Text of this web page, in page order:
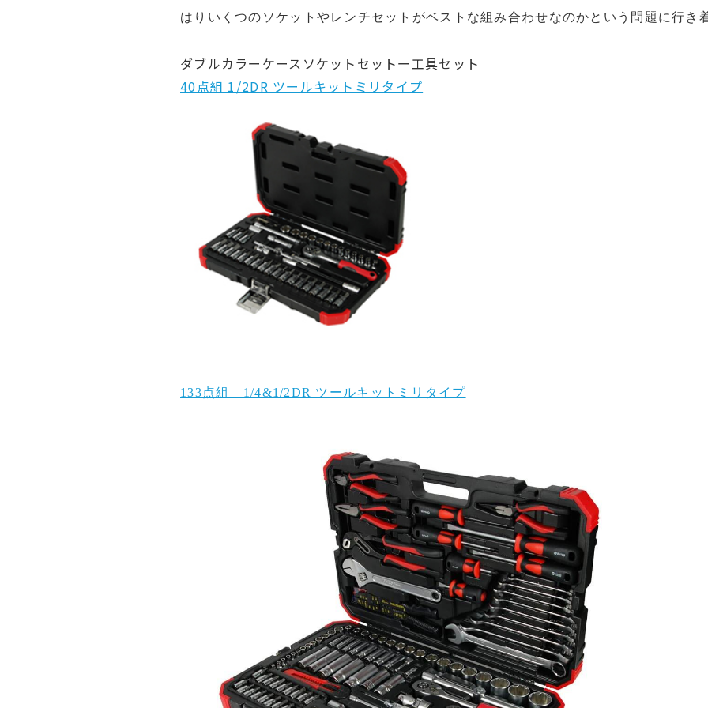
はりいくつのソケットやレンチセットがベストな組み合わせなのかという問題に行き
ダブルカラーケースソケットセットー工具セット
40点組 1/2DR ツールキットミリタイプ
133点組 1/4&1/2DR ツールキットミリタイプ